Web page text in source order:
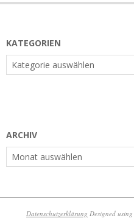
KATEGORIEN
Kategorien
ARCHIV
Archiv
Datenschutzerklärung Designed using